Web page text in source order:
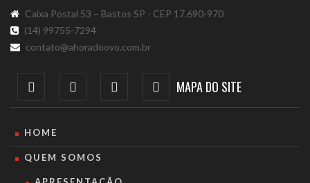
Caixa Postal 53 – Bastos SP - CEP 17.690-970
(14) 99755-7294
contato@ahoradoovo.com.br
MAPA DO SITE
HOME
QUEM SOMOS